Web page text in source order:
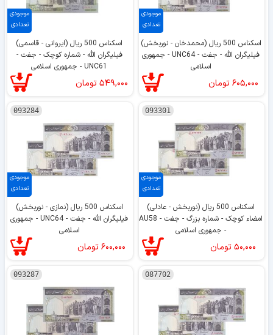
موجودی
تعدادی
اسکناس 500 ریال (محمدخان - نوربخش)
فیلیگران الله - جفت - UNC64 - جمهوری
اسلامی
۶۰۵,۰۰۰ تومان
موجودی
تعدادی
اسکناس 500 ریال (ایروانی - قاسمی)
فیلیگران الله - شماره کوچک - جفت -
UNC61 - جمهوری اسلامی
۵۴۹,۰۰۰ تومان
موجودی
تعدادی
093301
اسکناس 500 ریال (نوربخش - عادلی)
امضاء کوچک - شماره بزرگ - جفت - AU58
- جمهوری اسلامی
۵۰,۰۰۰تومان
موجودی
تعدادی
093284
اسکناس 500 ریال (نمازی - نوربخش)
فیلیگران الله - جفت - UNC64 - جمهوری
اسلامی
۶۰۰,۰۰۰تومان
087702
093287